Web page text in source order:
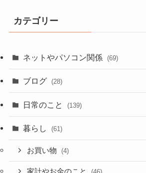
カテゴリー
ネットやパソコン関係 (69)
ブログ (28)
日常のこと (139)
暮らし (61)
お買い物 (4)